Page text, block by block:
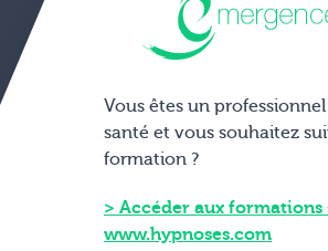
Vous êtes un
santé et vous souhaitez
formation ?
Accéder aux formations
www.hypnoses.com